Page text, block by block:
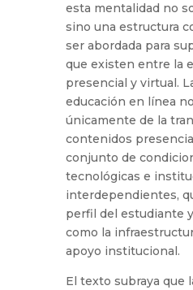
esta mentalidad no
sino una estructura
ser abordada para
que existen entre la
presencial y virtual.
educación en línea
únicamente de la
contenidos
conjunto de
tecnológicas e
interdependientes,
perfil del estudiante
como la
apoyo institucional.
El texto subraya que